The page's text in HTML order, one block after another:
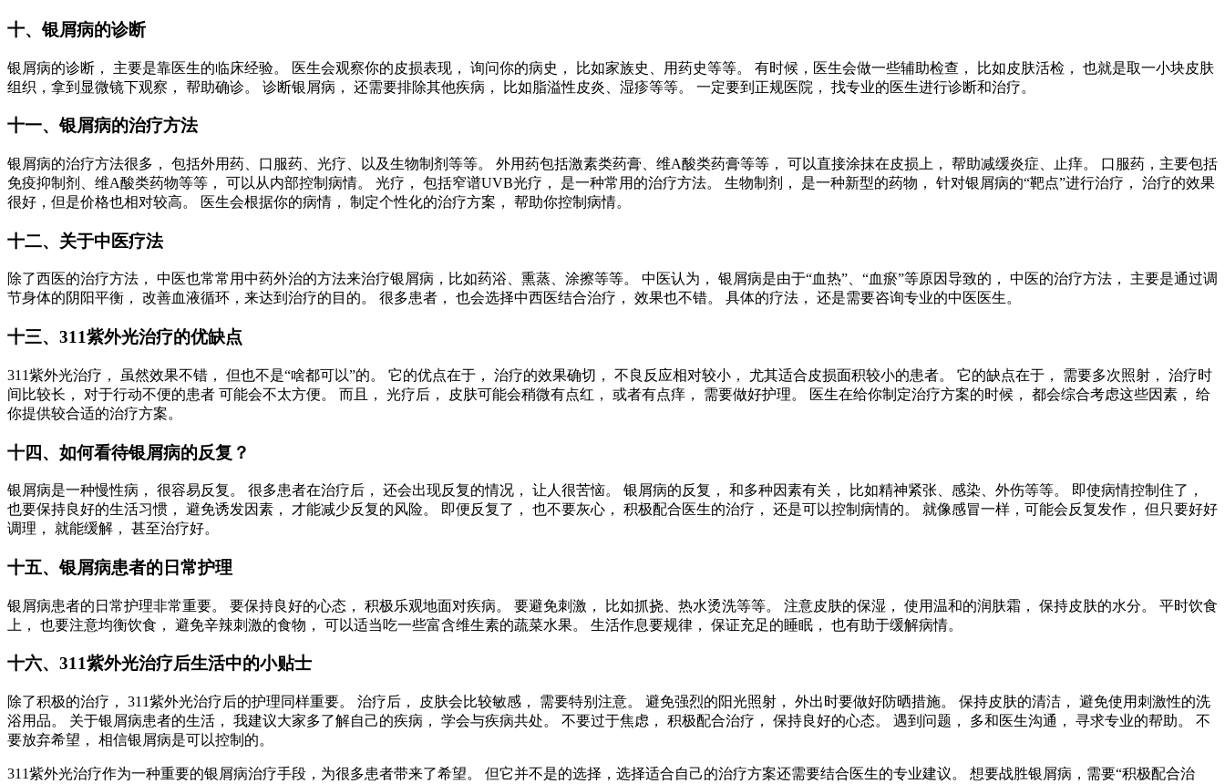
十、银屑病的诊断
银屑病的诊断， 主要是靠医生的临床经验。 医生会观察你的皮损表现， 询问你的病史， 比如家族史、用药史等等。 有时候，医生会做一些辅助检查， 比如皮肤活检， 也就是取一小块皮肤
组织，拿到显微镜下观察， 帮助确诊。 诊断银屑病， 还需要排除其他疾病， 比如脂溢性皮炎、湿疹等等。 一定要到正规医院， 找专业的医生进行诊断和治疗。
十一、银屑病的治疗方法
银屑病的治疗方法很多， 包括外用药、口服药、光疗、以及生物制剂等等。 外用药包括激素类药膏、维A酸类药膏等等， 可以直接涂抹在皮损上， 帮助减缓炎症、止痒。 口服药，主要包括
免疫抑制剂、维A酸类药物等等， 可以从内部控制病情。 光疗， 包括窄谱UVB光疗， 是一种常用的治疗方法。 生物制剂， 是一种新型的药物， 针对银屑病的“靶点”进行治疗， 治疗的效果
很好，但是价格也相对较高。 医生会根据你的病情， 制定个性化的治疗方案， 帮助你控制病情。
十二、关于中医疗法
除了西医的治疗方法， 中医也常常用中药外治的方法来治疗银屑病，比如药浴、熏蒸、涂擦等等。 中医认为， 银屑病是由于“血热”、“血瘀”等原因导致的， 中医的治疗方法， 主要是通过调
节身体的阴阳平衡， 改善血液循环，来达到治疗的目的。 很多患者， 也会选择中西医结合治疗， 效果也不错。 具体的疗法， 还是需要咨询专业的中医医生。
十三、311紫外光治疗的优缺点
311紫外光治疗， 虽然效果不错， 但也不是“啥都可以”的。 它的优点在于， 治疗的效果确切， 不良反应相对较小， 尤其适合皮损面积较小的患者。 它的缺点在于， 需要多次照射， 治疗时
间比较长， 对于行动不便的患者 可能会不太方便。 而且， 光疗后， 皮肤可能会稍微有点红， 或者有点痒， 需要做好护理。 医生在给你制定治疗方案的时候， 都会综合考虑这些因素， 给
你提供较合适的治疗方案。
十四、如何看待银屑病的反复？
银屑病是一种慢性病， 很容易反复。 很多患者在治疗后， 还会出现反复的情况， 让人很苦恼。 银屑病的反复， 和多种因素有关， 比如精神紧张、感染、外伤等等。 即使病情控制住了，
也要保持良好的生活习惯， 避免诱发因素， 才能减少反复的风险。 即便反复了， 也不要灰心， 积极配合医生的治疗， 还是可以控制病情的。 就像感冒一样，可能会反复发作， 但只要好好
调理， 就能缓解， 甚至治疗好。
十五、银屑病患者的日常护理
银屑病患者的日常护理非常重要。 要保持良好的心态， 积极乐观地面对疾病。 要避免刺激， 比如抓挠、热水烫洗等等。 注意皮肤的保湿， 使用温和的润肤霜， 保持皮肤的水分。 平时饮食
上， 也要注意均衡饮食， 避免辛辣刺激的食物， 可以适当吃一些富含维生素的蔬菜水果。 生活作息要规律， 保证充足的睡眠， 也有助于缓解病情。
十六、311紫外光治疗后生活中的小贴士
除了积极的治疗， 311紫外光治疗后的护理同样重要。 治疗后， 皮肤会比较敏感， 需要特别注意。 避免强烈的阳光照射， 外出时要做好防晒措施。 保持皮肤的清洁， 避免使用刺激性的洗
浴用品。 关于银屑病患者的生活， 我建议大家多了解自己的疾病， 学会与疾病共处。 不要过于焦虑， 积极配合治疗， 保持良好的心态。 遇到问题， 多和医生沟通， 寻求专业的帮助。 不
要放弃希望， 相信银屑病是可以控制的。
311紫外光治疗作为一种重要的银屑病治疗手段，为很多患者带来了希望。 但它并不是的选择，选择适合自己的治疗方案还需要结合医生的专业建议。 想要战胜银屑病，需要“积极配合治